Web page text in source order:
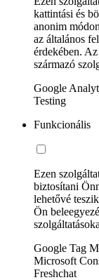
kattintási és
anonim
az általános
érdekében.
származó
Google
Testing
Funkcionális
Ezen
biztosítani
lehetővé
Ön
Google Tag
Microsoft
Freshchat